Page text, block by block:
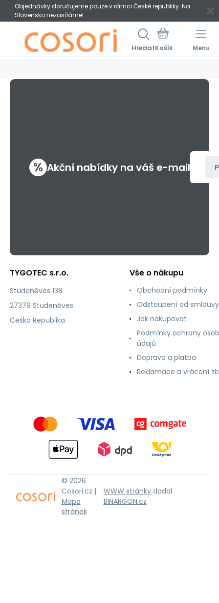
Objednávky doručujeme pouze v rámci České republiky. Na
Slovensko nezasíláme!
Hledat Menu
% Akční nabídky na váš e-mail
TYGOTEC s.r.o.
Studeněves 138
27379 Studeněves
Česká Republika
Vše o nákupu
Obchodní podmínky
Odstoupení od smlouvy
Jak nakupovat
Podmínky ochrany
údajů
Doprava a platba
Reklamace a vrácení
© 2026
Cosori.cz |
Mapa
stránek
WWW stránkydodal
BINARGON.cz